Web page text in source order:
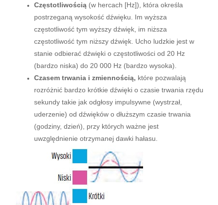
Częstotliwością (w hercach [Hz]), która określa
postrzeganą wysokość dźwięku. Im wyższa
częstotliwość tym wyższy dźwięk, im niższa
częstotliwość tym niższy dźwięk. Ucho ludzkie jest w
stanie odbierać dźwięki o częstotliwości od 20 Hz
(bardzo niska) do 20 000 Hz (bardzo wysoka).
Czasem trwania i zmiennością, które pozwalają
rozróżnić bardzo krótkie dźwięki o czasie trwania rzędu
sekundy takie jak odgłosy impulsywne (wystrzał,
uderzenie) od dźwięków o dłuższym czasie trwania
(godziny, dzień), przy których ważne jest
uwzględnienie otrzymanej dawki hałasu.